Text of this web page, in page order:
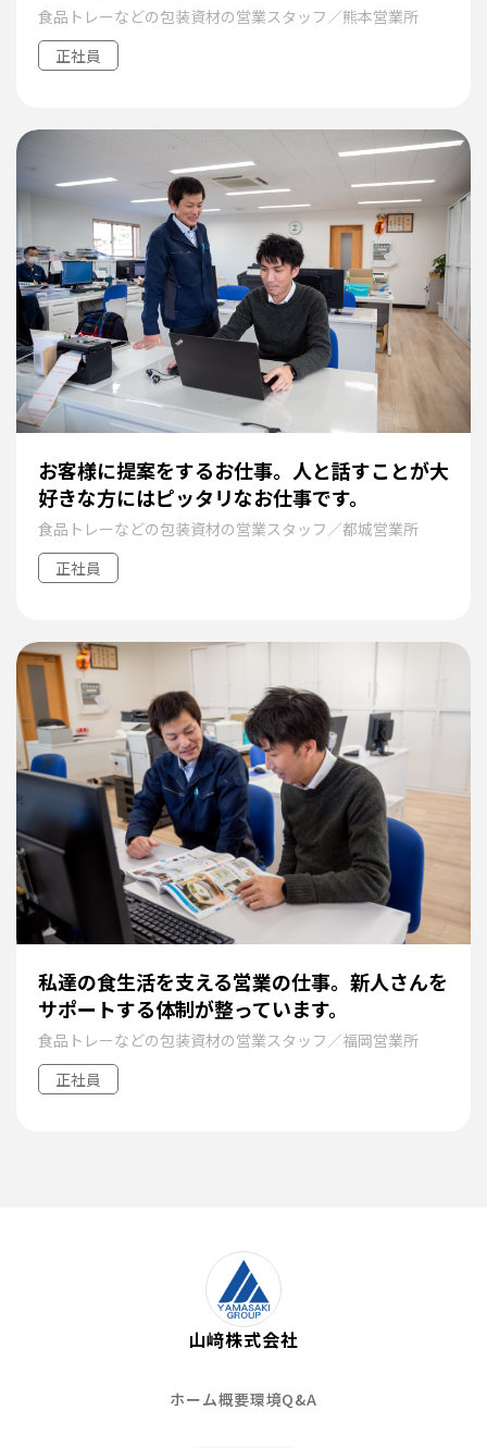
食品トレーなどの包装資材の営業スタッフ／熊本営業所
正社員
お客様に提案をするお仕事。人と話すことが大
好きな方にはピッタリなお仕事です。
食品トレーなどの包装資材の営業スタッフ／都城営業所
正社員
私達の食生活を支える営業の仕事。新人さんを
サポートする体制が整っています。
食品トレーなどの包装資材の営業スタッフ／福岡営業所
正社員
山﨑株式会社
ホーム概要環境Q&A